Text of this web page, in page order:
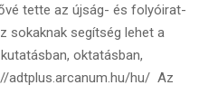
tette az újság- és folyóirat-
sokaknak segítség lehet a
oktatásban,
adtplus.arcanum.hu/hu/ Az